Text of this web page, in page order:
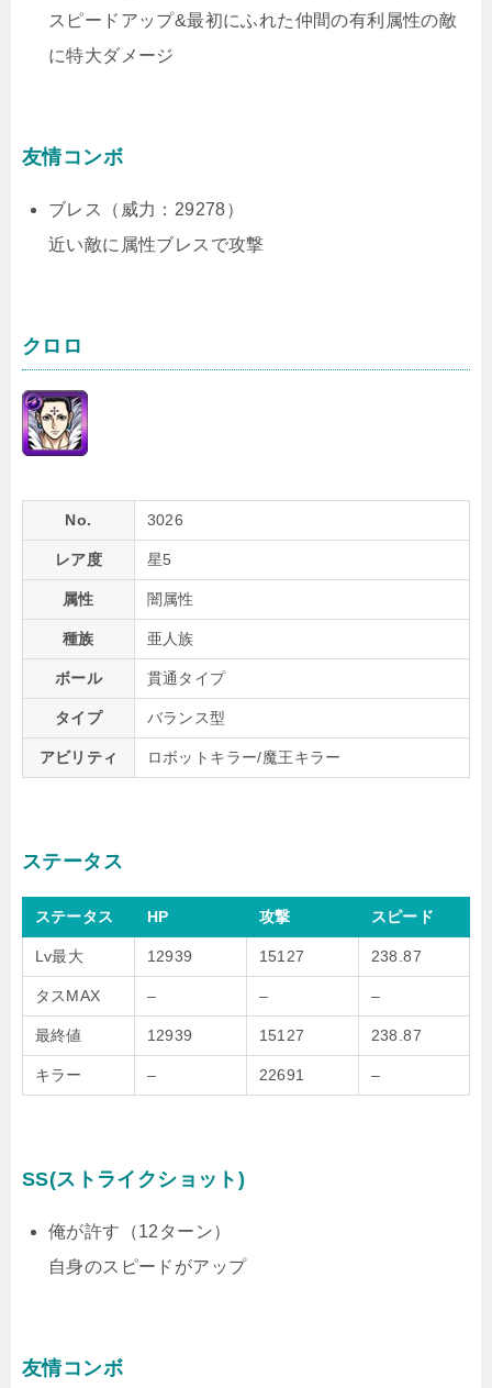
スピードアップ&最初にふれた仲間の有利属性の敵
に特大ダメージ
友情コンボ
ブレス（威力：29278）
近い敵に属性ブレスで攻撃
クロロ
No. 3026
レア度 星5
属性 闇属性
種族 亜人族
ボール 貫通タイプ
タイプ バランス型
アビリティ ロボットキラー/魔王キラー
ステータス
ステータス HP 攻撃 スピード
Lv最大 12939 15127 238.87
タスMAX – – –
最終値 12939 15127 238.87
キラー – 22691 –
SS(ストライクショット)
俺が許す（12ターン）
自身のスピードがアップ
友情コンボ